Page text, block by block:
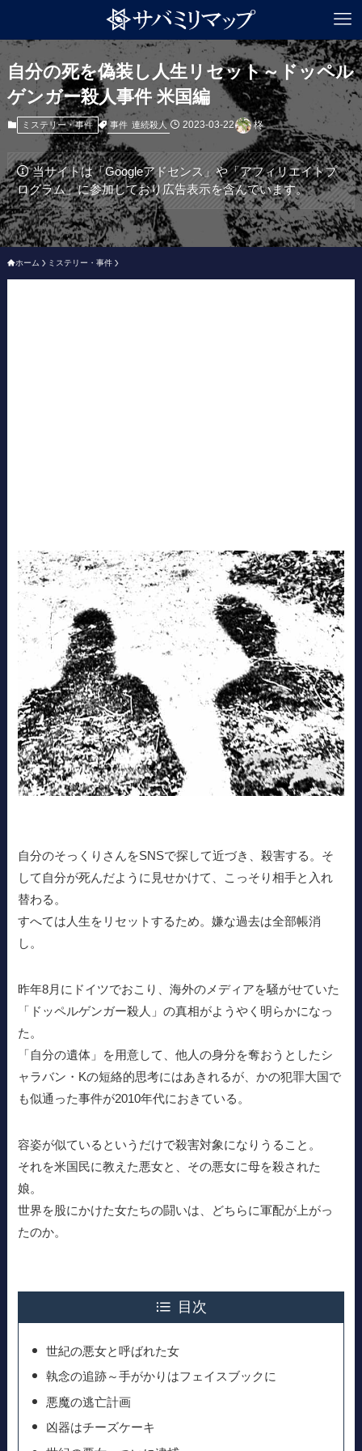
自分の死を偽装し人生リセット～ドッペル
ゲンガー殺人事件 米国編
ミステリー・事件 事件 連続殺人 2023-03-22 柊
当サイトは「Googleアドセンス」や「アフィリエイトプ
ログラム」に参加しており広告表示を含んでいます。
ホーム ミステリー・事件
自分のそっくりさんをSNSで探して近づき、殺害する。そ
して自分が死んだように見せかけて、こっそり相手と入れ
替わる。
すへては人生をリセットするため。嫌な過去は全部帳消
し。
昨年8月にドイツでおこり、海外のメディアを騒がせていた
「ドッペルゲンガー殺人」の真相がようやく明らかになっ
た。
「自分の遺体」を用意して、他人の身分を奪おうとしたシ
ャラバン・Kの短絡的思考にはあきれるが、かの犯罪大国で
も似通った事件が2010年代におきている。
容姿が似ているというだけで殺害対象になりうること。
それを米国民に教えた悪女と、その悪女に母を殺された
娘。
世界を股にかけた女たちの闘いは、どちらに軍配が上がっ
たのか。
目次
世紀の悪女と呼ばれた女
執念の追跡～手がかりはフェイスブックに
悪魔の逃亡計画
凶器はチーズケーキ